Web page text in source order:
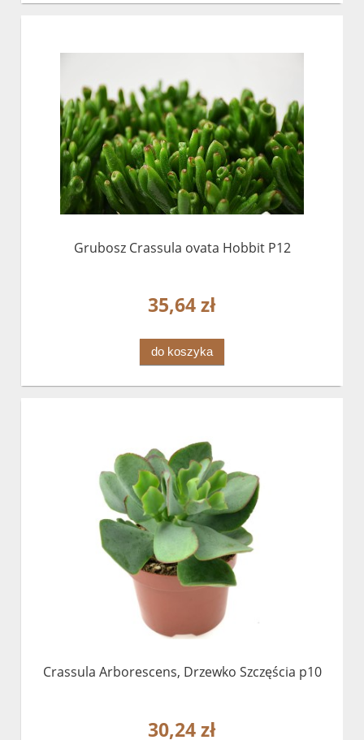
Grubosz Crassula ovata Hobbit P12
35,64 zł
do koszyka
Crassula Arborescens, Drzewko Szczęścia p10
30,24 zł